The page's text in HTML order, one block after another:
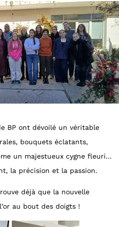
BP ont dévoilé un véritable
bouquets éclatants,
un majestueux cygne fleuri…
la précision et la passion.
déjà que la nouvelle
au bout des doigts !